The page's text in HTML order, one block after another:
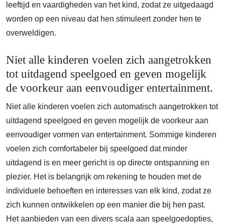
leeftijd en vaardigheden van het kind, zodat ze uitgedaagd
worden op een niveau dat hen stimuleert zonder hen te
overweldigen.
Niet alle kinderen voelen zich aangetrokken
tot uitdagend speelgoed en geven mogelijk
de voorkeur aan eenvoudiger entertainment.
Niet alle kinderen voelen zich automatisch aangetrokken tot
uitdagend speelgoed en geven mogelijk de voorkeur aan
eenvoudiger vormen van entertainment. Sommige kinderen
voelen zich comfortabeler bij speelgoed dat minder
uitdagend is en meer gericht is op directe ontspanning en
plezier. Het is belangrijk om rekening te houden met de
individuele behoeften en interesses van elk kind, zodat ze
zich kunnen ontwikkelen op een manier die bij hen past.
Het aanbieden van een divers scala aan speelgoedopties,